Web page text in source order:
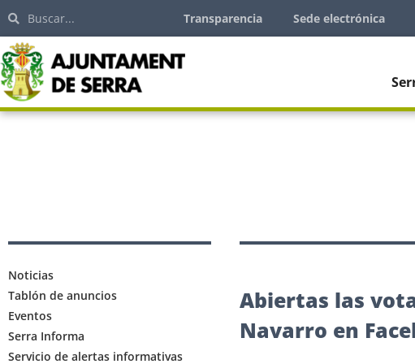
Transparencia Sede electrónica
Noticias
Tablón de anuncios
Eventos
Serra Informa
Servicio de alertas informativas
Abiertas las
Navarro en